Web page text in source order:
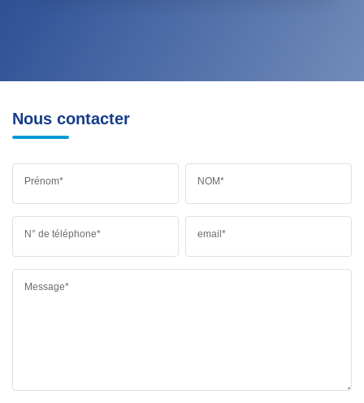
Nous contacter
Prénom* NOM*
N° de téléphone* email*
Message*